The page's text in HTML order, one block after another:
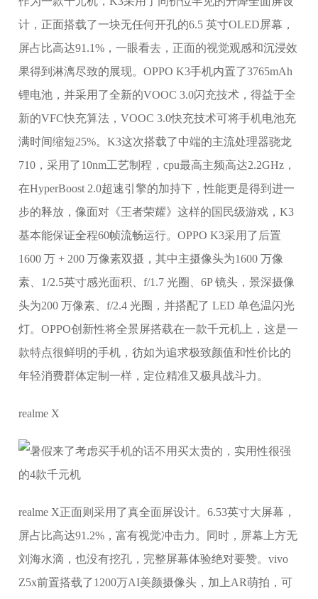
计，正面搭载了一块无任何开孔的6.5 英寸OLED屏幕，
屏占比高达91.1%，一眼看去，正面的视觉观感和沉浸效
果得到淋漓尽致的展现。OPPO K3手机内置了3765mAh
锂电池，并采用了全新的VOOC 3.0闪充技术，得益于全
新的VFC快充算法，VOOC 3.0快充技术可将手机电池充
满时间缩短25%。K3这次搭载了中端的主流处理器骁龙
710，采用了10nm工艺制程，cpu最高主频高达2.2GHz，
在HyperBoost 2.0超速引擎的加持下，性能更是得到进一
步的释放，像面对《王者荣耀》这样的国民级游戏，K3
基本能保证全程60帧流畅运行。OPPO K3采用了后置
1600 万 + 200 万像素双摄，其中主摄像头为1600 万像
素、1/2.5英寸感光面积、f/1.7 光圈、6P 镜头，景深摄像
头为200 万像素、f/2.4 光圈，并搭配了 LED 单色温闪光
灯。OPPO创新性将全景屏搭载在一款千元机上，这是一
款特点很鲜明的手机，彷如为追求极致颜值和性价比的
年轻消费群体定制一样，定位精准又极具战斗力。
realme X
realme X正面则采用了真全面屏设计。6.53英寸大屏幕，
屏占比高达91.2%，富有视觉冲击力。同时，屏幕上方无
刘海水滴，也没有挖孔，完整屏幕体验绝对要赞。vivo
Z5x前置搭载了1200万AI美颜摄像头，加上AR萌拍，可